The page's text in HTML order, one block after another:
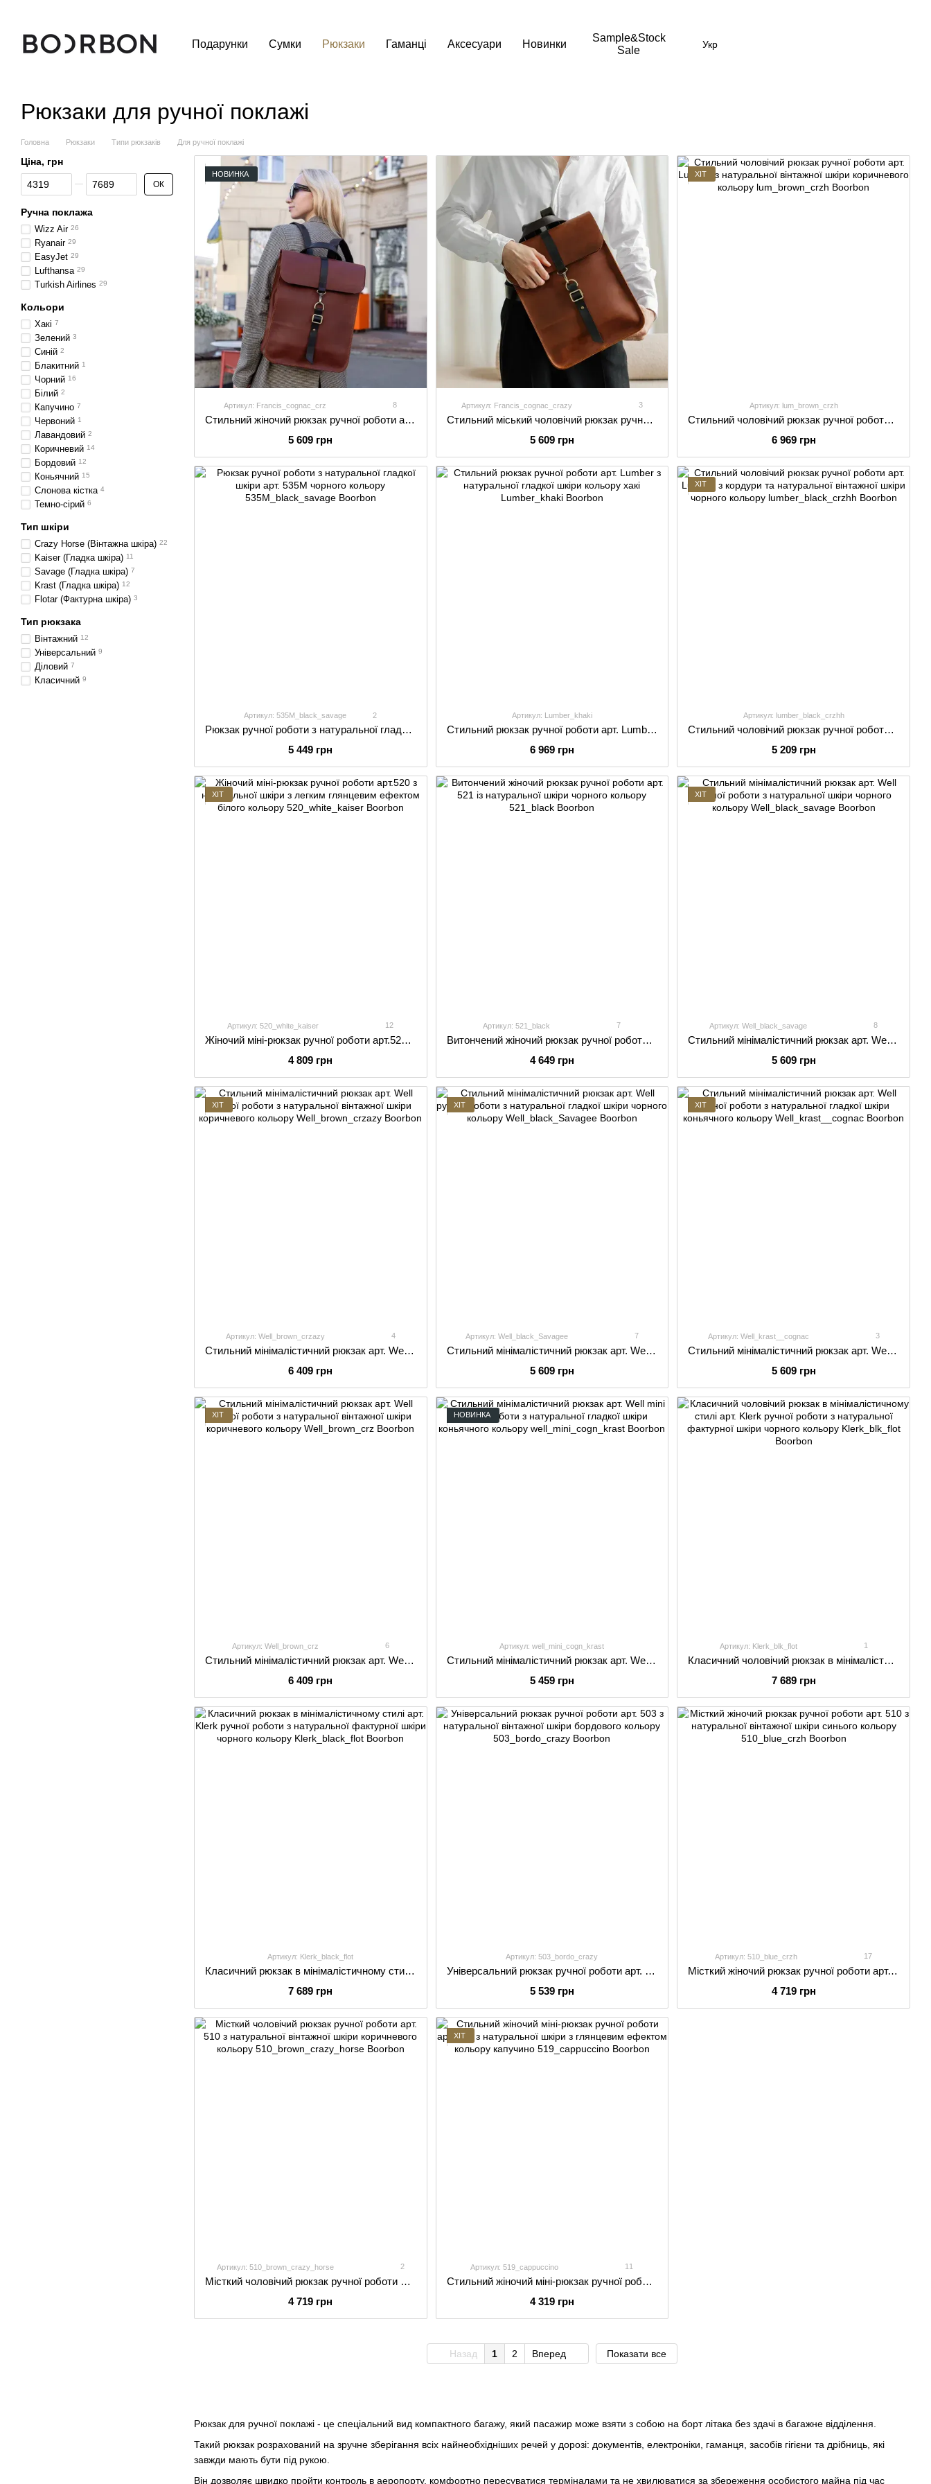
Подарунки Сумки Рюкзаки Гаманці Аксесуари Новинки
Sample&Stock
Sale
Укр
Рюкзаки для ручної поклажі
Головна Рюкзаки Типи рюкзаків Для ручної поклажі
Рюкзак для ручної поклажі - це спеціальний вид компактного багажу, який пасажир може взяти з собою на борт літака без здачі в багажне відділення.
Такий рюкзак розрахований на зручне зберігання всіх найнеобхідніших речей у дорозі: документів, електроніки, гаманця, засобів гігієни та дрібниць, які
завжди мають бути під рукою.
Він дозволяє швидко пройти контроль в аеропорту, комфортно пересуватися терміналами та не хвилюватися за збереження особистого майна під час
НОВИНКА
Артикул: Francis_cognac_crz 8
Стильний жіночий рюкзак ручної роботи арт. Francis коньячного кольору з натуральної вінтажної шкіри
5 609 грн
Артикул: Francis_cognac_crazy 3
Стильний міський чоловічий рюкзак ручної роботи арт. Francis коньячного кольору з натуральної вінтажної шкіри
5 609 грн
ХІТ
Артикул: lum_brown_crzh
Стильний чоловічий рюкзак ручної роботи арт. Lumber з натуральної вінтажної шкіри коричневого кольору
6 969 грн
Артикул: 535М_black_savage 2
Рюкзак ручної роботи з натуральної гладкої шкіри арт. 535М чорного кольору
5 449 грн
Артикул: Lumber_khaki
Стильний рюкзак ручної роботи арт. Lumber з натуральної гладкої шкіри кольору хакі
6 969 грн
ХІТ
Артикул: lumber_black_crzhh
Стильний чоловічий рюкзак ручної роботи арт. Lumber з кордури та натуральної вінтажної шкіри чорного кольору
5 209 грн
ХІТ
Артикул: 520_white_kaiser 12
Жіночий міні-рюкзак ручної роботи арт.520 з натуральної шкіри з легким глянцевим ефектом білого кольору
4 809 грн
Артикул: 521_black 7
Витончений жіночий рюкзак ручної роботи арт. 521 із натуральної шкіри чорного кольору
4 649 грн
ХІТ
Артикул: Well_black_savage 8
Стильний мінімалістичний рюкзак арт. Well ручної роботи з натуральної шкіри чорного кольору
5 609 грн
ХІТ
Артикул: Well_brown_crzazy 4
Стильний мінімалістичний рюкзак арт. Well ручної роботи з натуральної вінтажної шкіри коричневого кольору
6 409 грн
ХІТ
Артикул: Well_black_Savagee 7
Стильний мінімалістичний рюкзак арт. Well ручної роботи з натуральної гладкої шкіри чорного кольору
5 609 грн
ХІТ
Артикул: Well_krast__cognac 3
Стильний мінімалістичний рюкзак арт. Well ручної роботи з натуральної гладкої шкіри коньячного кольору
5 609 грн
ХІТ
Артикул: Well_brown_crz 6
Стильний мінімалістичний рюкзак арт. Well ручної роботи з натуральної вінтажної шкіри коричневого кольору
6 409 грн
НОВИНКА
Артикул: well_mini_cogn_krast
Стильний мінімалістичний рюкзак арт. Well mini ручної роботи з натуральної гладкої шкіри коньячного кольору
5 459 грн
Артикул: Klerk_blk_flot 1
Класичний чоловічий рюкзак в мінімалістичному стилі арт. Klerk ручної роботи з натуральної фактурної шкіри чорного кольору
7 689 грн
Артикул: Klerk_black_flot
Класичний рюкзак в мінімалістичному стилі арт. Klerk ручної роботи з натуральної фактурної шкіри чорного кольору
7 689 грн
Артикул: 503_bordo_crazy
Універсальний рюкзак ручної роботи арт. 503 з натуральної вінтажної шкіри бордового кольору
5 539 грн
Артикул: 510_blue_crzh 17
Місткий жіночий рюкзак ручної роботи арт. 510 з натуральної вінтажної шкіри синього кольору
4 719 грн
Артикул: 510_brown_crazy_horse 2
Місткий чоловічий рюкзак ручної роботи арт. 510 з натуральної вінтажної шкіри коричневого кольору
4 719 грн
ХІТ
Артикул: 519_cappuccino 11
Стильний жіночий міні-рюкзак ручної роботи арт. 519 з натуральної шкіри з глянцевим ефектом кольору капучино
4 319 грн
Назад 1 2 Вперед Показати все
Ціна, грн
Від Ціна, грн
До Ціна, грн ОК
Ручна поклажа
Wizz Air 26
Ryanair 29
EasyJet 29
Lufthansa 29
Turkish Airlines 29
Кольори
Хакі 7
Зелений 3
Синій 2
Блакитний 1
Чорний 16
Білий 2
Капучино 7
Червоний 1
Лавандовий 2
Коричневий 14
Бордовий 12
Коньячний 15
Слонова кістка 4
Темно-сірий 6
Тип шкіри
Crazy Horse (Вінтажна шкіра) 22
Kaiser (Гладка шкіра) 11
Savage (Гладка шкіра) 7
Krast (Гладка шкіра) 12
Flotar (Фактурна шкіра) 3
Тип рюкзака
Вінтажний 12
Універсальний 9
Діловий 7
Класичний 9